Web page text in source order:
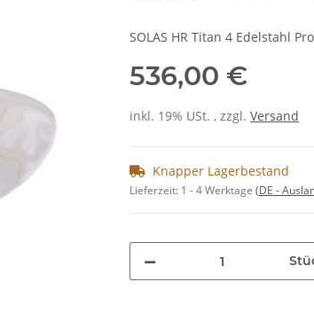
SOLAS HR Titan 4 Edelstahl
536,00 €
inkl. 19% USt. , zzgl. Versand
Knapper Lagerbestand
Lieferzeit: 1 - 4 Werktage (DE -